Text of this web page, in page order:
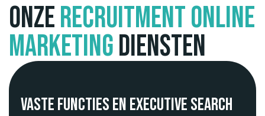
Onzerecruitment online
marketingdiensten
Vaste functies en executive search